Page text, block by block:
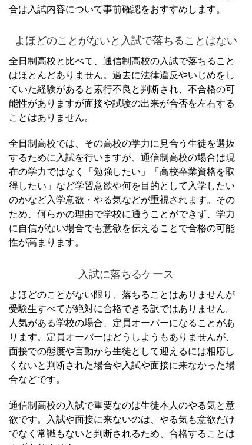
合は入試内容について事前確認をおすすめします。
よほどのことがないと入試で落ちることはない
全日制高校と比べて、通信制高校の入試で落ちること
はほとんどありません。 過去に法律違反やいじめをし
ていた経験があると素行不良と判断され、不合格の可
能性がありますが面接や試験の出来が合否を左右する
ことはありません。
全日制高校では、その高校の学力に見合う生徒を選抜
するために入試を行いますが、通信制高校の場合は現
在の学力ではなく「勉強したい」「高校卒業資格を取
得したい」など学習意欲や何を目的として入学したい
のかなど入学意欲・やる気などが重視されます。 その
ため、何らかの理由で学校に通うことができず、学力
に自信がない場合でも意欲を伝えることで合格の可能
性が高まります。
入試に落ちるケース
よほどのことがない限り、落ちることはありませんが
受験生すべてが絶対に合格できる訳ではありません。
人気がある学校の場合、定員オーバーになることがあ
ります。 定員オーバーはどうしようもありませんが、
面接での態度や言動から生徒として迎えるには相応し
くないと判断された場合や入試や面接に来なかった場
合などです。
通信制高校の入試で重要なのは生徒本人のやる気と意
欲です。
入試や面接に来ないのは、やる気も意欲だけ
でなく常識もないと判断されるため、合格することは